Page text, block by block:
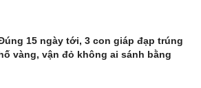
15 ngày tới, 3 con giáp đạp trúng
vàng, vận đỏ không ai sánh bằng